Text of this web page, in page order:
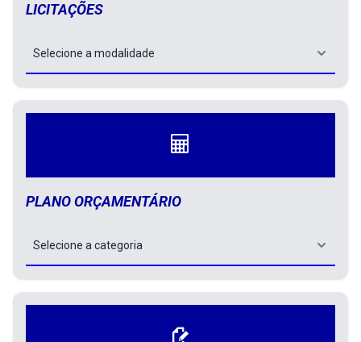
LICITAÇÕES
PLANO ORÇAMENTÁRIOSelecione a categoria de uma